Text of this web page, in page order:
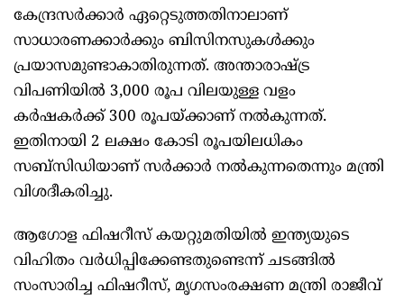
കേന്ദ്രസർക്കാർ ഏറ്റെടുത്തതിനാലാണ്
സാധാരണക്കാർക്കും ബിസിനസുകൾക്കും
പ്രയാസമുണ്ടാകാതിരുന്നത്. അന്താരാഷ്ട്ര
വിപണിയിൽ 3,000 രൂപ വിലയുള്ള വളം
കർഷകർക്ക് 300 രൂപയ്ക്കാണ് നൽകുന്നത്.
ഇതിനായി 2 ലക്ഷം കോടി രൂപയിലധികം
സബ്‌സിഡിയാണ് സർക്കാർ നൽകുന്നതെന്നും മന്ത്രി
വിശദീകരിച്ചു.
ആഗോള ഫിഷറീസ് കയറ്റുമതിയിൽ ഇന്ത്യയുടെ
വിഹിതം വർധിപ്പിക്കേണ്ടതുണ്ടെന്ന് ചടങ്ങിൽ
സംസാരിച്ച ഫിഷറീസ്, മൃഗസംരക്ഷണ മന്ത്രി രാജീവ്